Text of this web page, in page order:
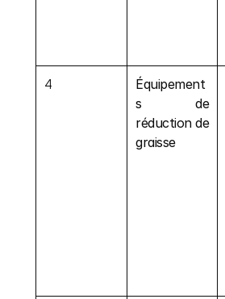
4
Équipement
s de
réduction de
graisse